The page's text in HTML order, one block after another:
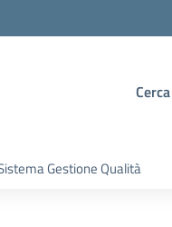
Cerca
Gestione Qualità